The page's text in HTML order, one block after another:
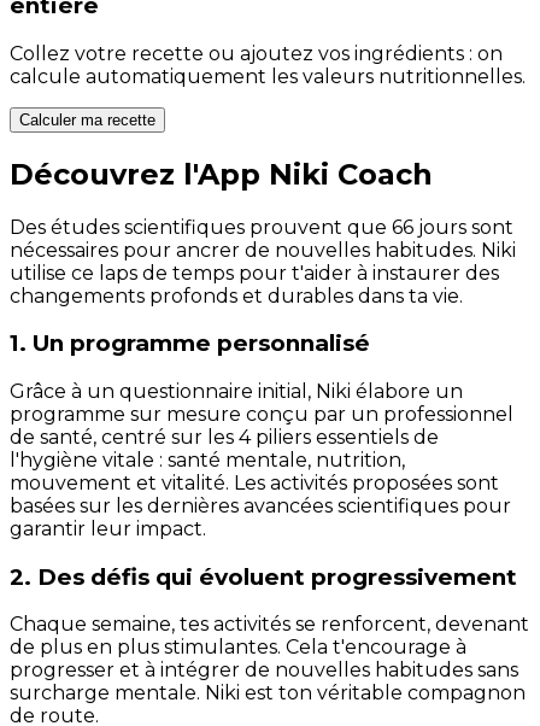
Collez votre recette ou ajoutez vos ingrédients : on
calcule automatiquement les valeurs nutritionnelles.
Calculer ma recette
Découvrez l'App Niki Coach
Des études scientifiques prouvent que 66 jours sont
nécessaires pour ancrer de nouvelles habitudes. Niki
utilise ce laps de temps pour t'aider à instaurer des
changements profonds et durables dans ta vie.
1. Un programme personnalisé
Grâce à un questionnaire initial, Niki élabore un
programme sur mesure conçu par un professionnel
de santé, centré sur les 4 piliers essentiels de
l'hygiène vitale : santé mentale, nutrition,
mouvement et vitalité. Les activités proposées sont
basées sur les dernières avancées scientifiques pour
garantir leur impact.
2. Des défis qui évoluent progressivement
Chaque semaine, tes activités se renforcent, devenant
de plus en plus stimulantes. Cela t'encourage à
progresser et à intégrer de nouvelles habitudes sans
surcharge mentale. Niki est ton véritable compagnon
de route.